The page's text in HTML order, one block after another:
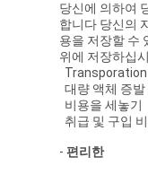
당신에 의하여
합니다 당신의
용을 저장할 수
위에 저장하십
Transporation
대량 액체 증발
비용을 세놓기
취급 및 구입
- 편리한